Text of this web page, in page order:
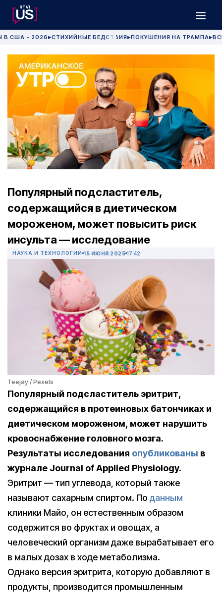
В США - 2026 ▶СТИХИЙНЫЕ БЕДСТВИЯ▶ПОКУШЕНИЯ НА ТРАМПА▶
Популярный подсластитель,
содержащийся в диетическом
мороженом, может повысить риск
инсульта — исследование
НАУКА И ТЕХНОЛОГИИ 15 ИЮНЯ 2025 17:42
Teejay / Pexels
Популярный подсластитель эритрит,
содержащийся в протеиновых батончиках и
диетическом мороженом, может нарушить
кровоснабжение головного мозга.
Результаты исследования опубликованы в
журнале Journal of Applied Physiology.
Эритрит — тип углевода, который также
называют сахарным спиртом. По данным
клиники Майо, он естественным образом
содержится во фруктах и овощах, а
человеческий организм даже вырабатывает его
в малых дозах в ходе метаболизма.
Однако версия эритрита, которую добавляют в
продукты, производится промышленным